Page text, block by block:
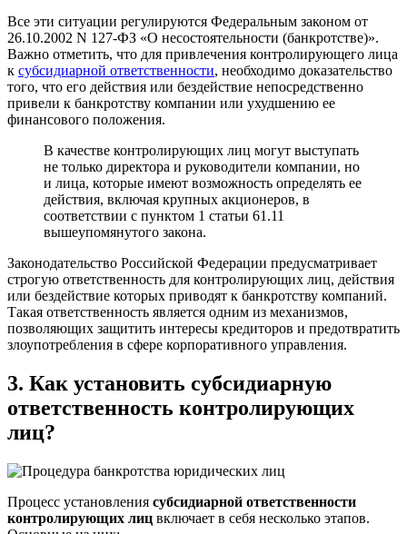
Все эти ситуации регулируются Федеральным законом от
26.10.2002 N 127-ФЗ «О несостоятельности (банкротстве)».
Важно отметить, что для привлечения контролирующего лица
к субсидиарной ответственности, необходимо доказательство
того, что его действия или бездействие непосредственно
привели к банкротству компании или ухудшению ее
финансового положения.
В качестве контролирующих лиц могут выступать
не только директора и руководители компании, но
и лица, которые имеют возможность определять ее
действия, включая крупных акционеров, в
соответствии с пунктом 1 статьи 61.11
вышеупомянутого закона.
Законодательство Российской Федерации предусматривает
строгую ответственность для контролирующих лиц, действия
или бездействие которых приводят к банкротству компаний.
Такая ответственность является одним из механизмов,
позволяющих защитить интересы кредиторов и предотвратить
злоупотребления в сфере корпоративного управления.
3. Как установить субсидиарную
ответственность контролирующих
лиц?
Процесс установления субсидиарной ответственности
контролирующих лиц включает в себя несколько этапов.